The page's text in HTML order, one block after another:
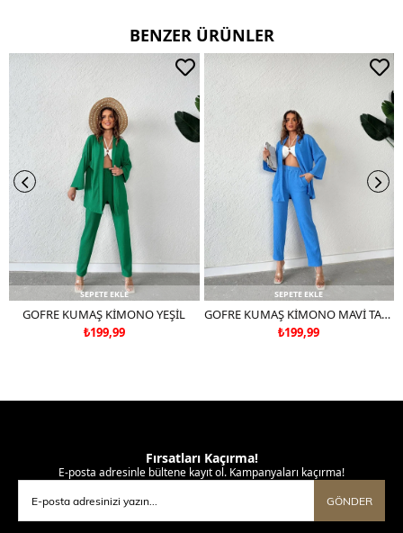
BENZER ÜRÜNLER
SEPETE EKLE
GOFRE KUMAŞ KİMONO YEŞİL
₺199,99
SEPETE EKLE
GOFRE KUMAŞ KİMONO MAVİ TAKIM DEĞİLDİR
₺199,99
Fırsatları Kaçırma!
E-posta adresinle bültene kayıt ol. Kampanyaları kaçırma!
GÖNDER